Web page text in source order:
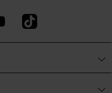
YouTubeTikTok